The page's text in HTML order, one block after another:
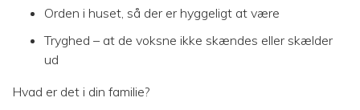
Orden i huset, så der er hyggeligt at være
Tryghed – at de voksne ikke skændes eller skælder
ud
Hvad er det i din familie?